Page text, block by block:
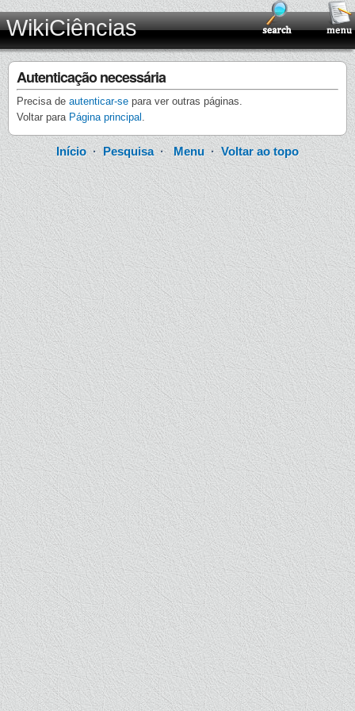
WikiCiências
Autenticação necessária
Precisa de autenticar-se para ver outras páginas.
Voltar para Página principal .
Início · Pesquisa·Menu ·Voltar ao topo